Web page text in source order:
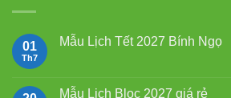
01
Th7
Mẫu Lịch Tết 2027 Bính Ngọ
luận
Mẫu Lịch Bloc 2027 giá rẻ